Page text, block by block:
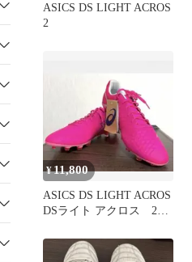
ASICS DS LIGHT ACROS
2
¥11,800
ASICS DS LIGHT ACROS
DSライト アクロス 28